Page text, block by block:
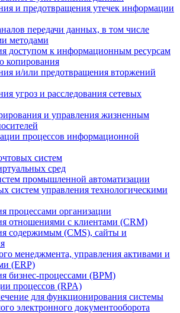
и предотвращения утечек информации
передачи данных, в том числе
методами
доступом к информационным ресурсам
копирования
и/или предотвращения вторжений
угроз и расследования сетевых
и управления жизненным
процессов информационной
систем
сред
промышленной автоматизации
систем управления технологическими
процессами организации
отношениями с клиентами (CRM)
содержимым (CMS), сайты и
менеджмента, управления активами и
(ERP)
бизнес-процессами (BPM)
процессов (RPA)
для функционирования системы
электронного документооборота